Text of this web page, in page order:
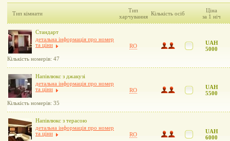
Тип кімнати
Тип
харчування Кількість осіб
Ціна
за 1 ніч
Стандарт
детальна інформація про номер
та ціни
Кількість номерів: 47
RO
UAH
5000
Напівлюкс з джакузі
детальна інформація про номер
та ціни
Кількість номерів: 35
RO
UAH
5500
Напівлюкс з терасою
детальна інформація про номер
та ціни
RO
UAH
6000